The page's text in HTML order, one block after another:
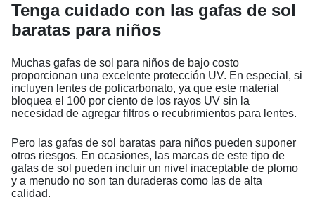
Tenga cuidado con las gafas de sol
baratas para niños
Muchas gafas de sol para niños de bajo costo
proporcionan una excelente protección UV. En especial, si
incluyen lentes de policarbonato, ya que este material
bloquea el 100 por ciento de los rayos UV sin la
necesidad de agregar filtros o recubrimientos para lentes.
Pero las gafas de sol baratas para niños pueden suponer
otros riesgos. En ocasiones, las marcas de este tipo de
gafas de sol pueden incluir un nivel inaceptable de plomo
y a menudo no son tan duraderas como las de alta
calidad.